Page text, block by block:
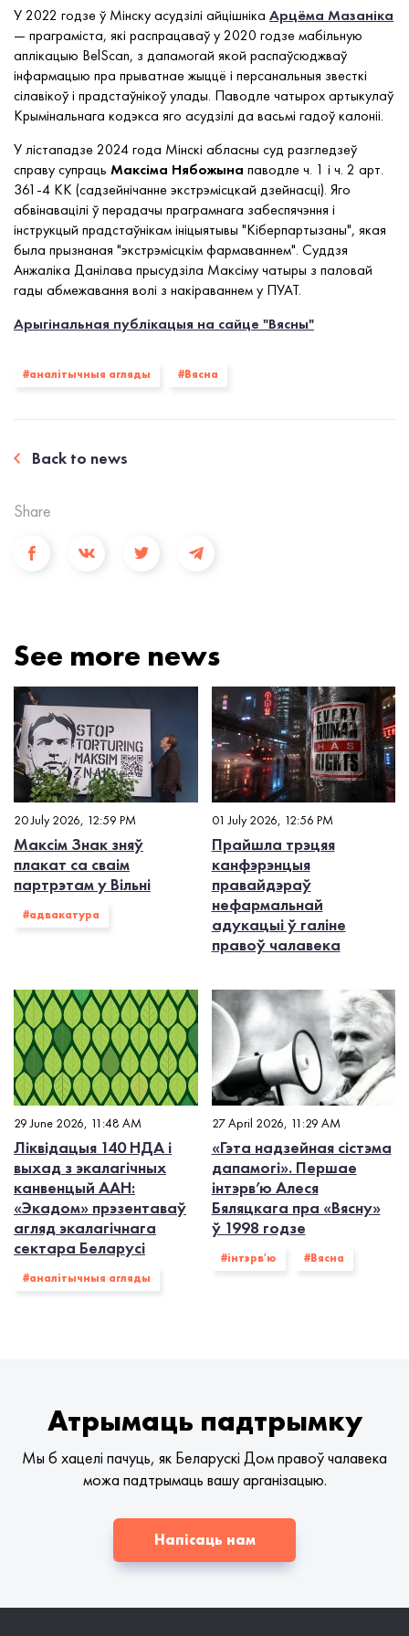
У 2022 годзе ў Мінску асудзілі айцішніка Арцёма Мазаніка
— праграміста, які распрацаваў у 2020 годзе мабільную
аплікацыю BelScan, з дапамогай якой распаўсюджваў
інфармацыю пра прыватнае жыццё і персанальныя звесткі
сілавікоў і прадстаўнікоў улады. Паводле чатырох артыкулаў
Крымінальнага кодэкса яго асудзілі да васьмі гадоў калоніі.
У лістападзе 2024 года Мінскі абласны суд разгледзеў
справу супраць Максіма Нябожына паводле ч. 1 і ч. 2 арт.
361-4 КК (садзейнічанне экстрэмісцкай дзейнасці). Яго
абвінавацілі ў перадачы праграмнага забеспячэння і
інструкцый прадстаўнікам ініцыятывы "Кіберпартызаны", якая
была прызнаная "экстрэмісцкім фармаваннем". Суддзя
Анжаліка Данілава прысудзіла Максіму чатыры з паловай
гады абмежавання волі з накіраваннем у ПУАТ.
Арыгінальная публікацыя на сайце "Вясны"
#аналітычныя агляды #Вясна
Back to news
Share
See more news
20 July 2026, 12:59 PM
Максім Знак зняў
плакат са сваім
партрэтам у Вільні
#адвакатура
01 July 2026, 12:56 PM
Прайшла трэцяя
канфэрэнцыя
правайдэраў
нефармальнай
адукацыі ў галіне
правоў чалавека
29 June 2026, 11:48 AM
Ліквідацыя 140 НДА і
выхад з экалагiчных
канвенцый ААН:
«Экадом» прэзентаваў
агляд экалагічнага
сектара Беларусі
#аналітычныя агляды
27 April 2026, 11:29 AM
«Гэта надзейная сістэма
дапамогі». Першае
інтэрв’ю Алеся
Бяляцкага пра «Вясну»
ў 1998 годзе
#інтэрв'ю #Вясна
Атрымаць падтрымку
Мы б хацелі пачуць, як Беларускі Дом правоў чалавека
можа падтрымаць вашу арганізацыю.
Напісаць нам